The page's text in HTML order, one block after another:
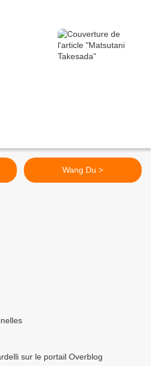
Wang Du >
sur le portail Overblog